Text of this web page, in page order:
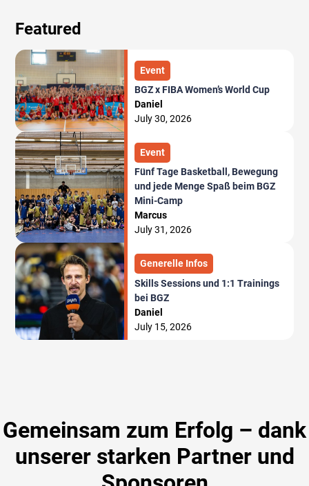
Featured
Event
BGZ x FIBA Women’s World Cup
Daniel
July 30, 2026
Event
Fünf Tage Basketball, Bewegung
und jede Menge Spaß beim BGZ
Mini-Camp
Marcus
July 31, 2026
Generelle Infos
Skills Sessions und 1:1 Trainings
bei BGZ
Daniel
July 15, 2026
Gemeinsam zum Erfolg – dank
unserer starken Partner und